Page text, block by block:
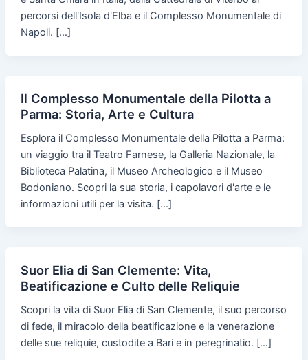
percorsi dell'Isola d'Elba e il Complesso Monumentale di
Napoli. […]
Il Complesso Monumentale della Pilotta a
Parma: Storia, Arte e Cultura
Esplora il Complesso Monumentale della Pilotta a Parma:
un viaggio tra il Teatro Farnese, la Galleria Nazionale, la
Biblioteca Palatina, il Museo Archeologico e il Museo
Bodoniano. Scopri la sua storia, i capolavori d'arte e le
informazioni utili per la visita. […]
Suor Elia di San Clemente: Vita,
Beatificazione e Culto delle Reliquie
Scopri la vita di Suor Elia di San Clemente, il suo percorso
di fede, il miracolo della beatificazione e la venerazione
delle sue reliquie, custodite a Bari e in peregrinatio. […]